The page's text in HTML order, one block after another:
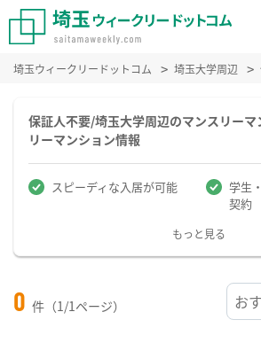
埼玉ウィークリードットコム 埼玉大学周辺
保証人不要/埼玉大学周辺のマンスリー
リーマンション情報
スピーディな入居が可能
学生
契約
もっと見る
0 件（1/1ページ）